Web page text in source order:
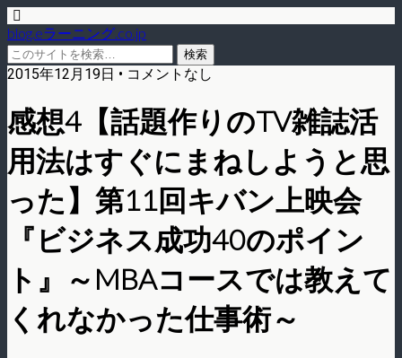
blog.eラーニング.co.jp
2015年12月19日 • コメントなし
感想4【話題作りのTV雑誌活
用法はすぐにまねしようと思
った】第11回キバン上映会
『ビジネス成功40のポイン
ト』～MBAコースでは教えて
くれなかった仕事術～